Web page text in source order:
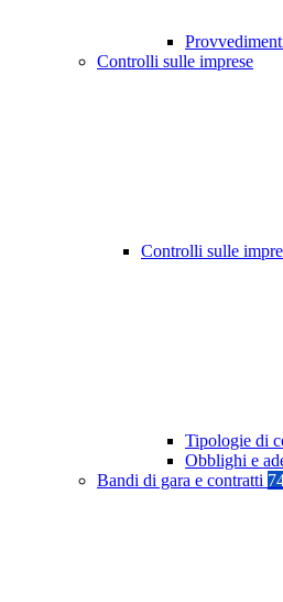
Controlli sulle imprese
Controlli sulle
Tipologie di
Obblighi e
Bandi di gara e contratti